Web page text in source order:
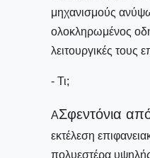
μηχανισμούς
ολοκληρωμένος
λειτουργικές τους
- Τι;
ΑΣφεντόνια
εκτέλεση
πολυεστέρα